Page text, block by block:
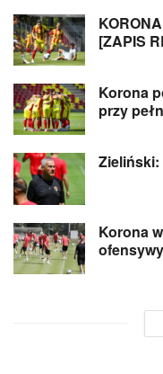
[ZAPIS
Korona
przy
Zieliński:
Korona
ofensywy